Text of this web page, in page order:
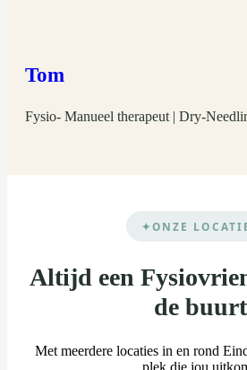
Tom
Fysio- Manueel therapeut | Dry-
ONZE
Altijd een
de buurt
Met meerdere locaties in en rond
plek die jou